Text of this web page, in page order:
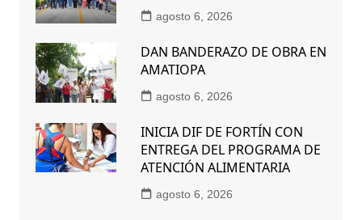
agosto 6, 2026
DAN BANDERAZO DE OBRA EN
AMATIOPA
agosto 6, 2026
INICIA DIF DE FORTÍN CON
ENTREGA DEL PROGRAMA DE
ATENCIÓN ALIMENTARIA
agosto 6, 2026